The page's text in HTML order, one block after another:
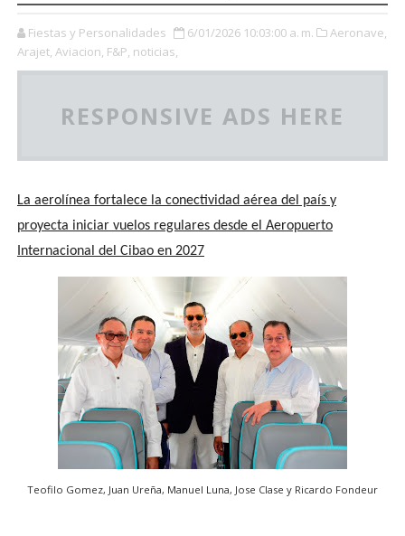
Fiestas y Personalidades 6/01/2026 10:03:00 a. m.
Aeronave,
Arajet, Aviacion, F&P, noticias,
RESPONSIVE ADS HERE
La aerolínea fortalece la conectividad aérea del país y
proyecta iniciar vuelos regulares desde el Aeropuerto
Internacional del Cibao en 2027
Teofilo Gomez, Juan Ureña, Manuel Luna, Jose Clase y Ricardo Fondeur